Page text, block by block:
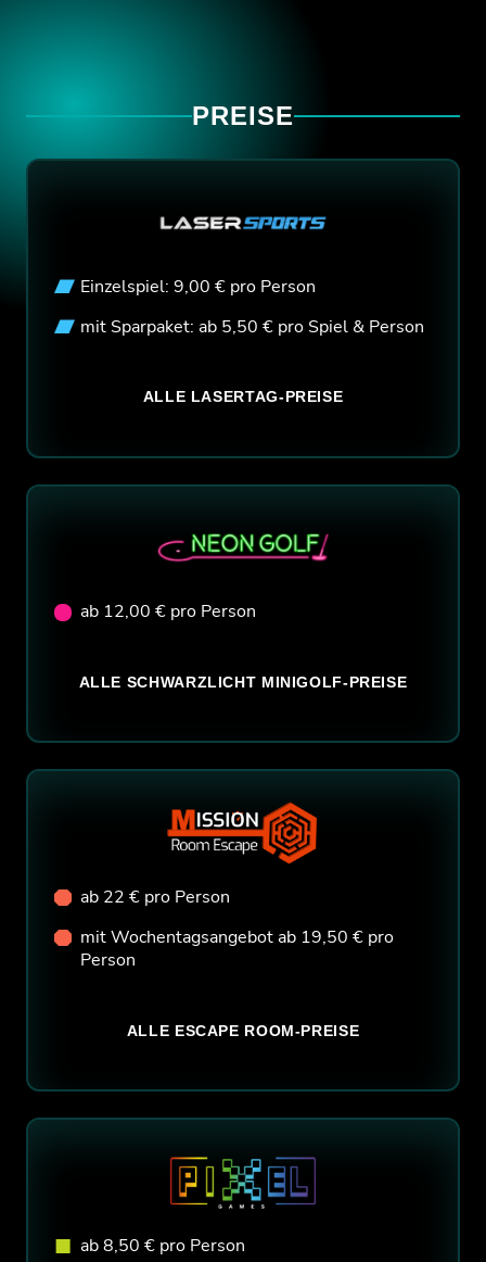
PREISE
Einzelspiel: 9,00 € pro Person
mit Sparpaket: ab 5,50 € pro Spiel & Person
ALLE LASERTAG-PREISE
ab 12,00 € pro Person
ALLE SCHWARZLICHT MINIGOLF-PREISE
ab 22 € pro Person
mit Wochentagsangebot ab 19,50 € pro
Person
ALLE ESCAPE ROOM-PREISE
ab 8,50 € pro Person